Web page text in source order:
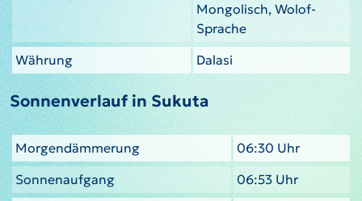
Mongolisch, Wolof-
Sprache
Währung
Dalasi
Sonnenverlauf in Sukuta
Morgendämmerung
06:30 Uhr
Sonnenaufgang
06:53 Uhr